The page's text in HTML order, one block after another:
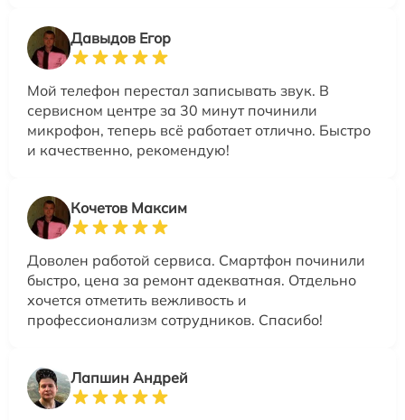
Давыдов Егор
Мой телефон перестал записывать звук. В
сервисном центре за 30 минут починили
микрофон, теперь всё работает отлично. Быстро
и качественно, рекомендую!
Кочетов Максим
Доволен работой сервиса. Смартфон починили
быстро, цена за ремонт адекватная. Отдельно
хочется отметить вежливость и
профессионализм сотрудников. Спасибо!
Лапшин Андрей